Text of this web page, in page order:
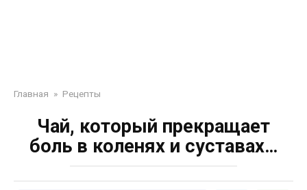
Главная » Рецепты
Чай, который прекращает
боль в коленях и суставах…